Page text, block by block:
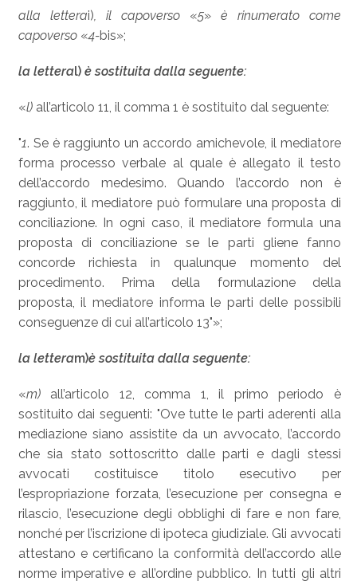
alla letterai), il capoverso «5» è rinumerato come
capoverso«4-bis»;
la letteral) è sostituita dalla seguente:
«l)all’articolo 11, il comma 1 è sostituito dal seguente:
"1. Se è raggiunto un accordo amichevole, il mediatore
forma processo verbale al quale è allegato il testo
dell’accordo medesimo. Quando l’accordo non è
raggiunto, il mediatore può formulare una proposta di
conciliazione. In ogni caso, il mediatore formula una
proposta di conciliazione se le parti gliene fanno
concorde richiesta in qualunque momento del
procedimento. Prima della formulazione della
proposta, il mediatore informa le parti delle possibili
conseguenze di cui all’articolo 13"»;
la letteram)è sostituita dalla seguente:
«m)all’articolo 12, comma 1, il primo periodo è
sostituito dai seguenti: "Ove tutte le parti aderenti alla
mediazione siano assistite da un avvocato, l’accordo
che sia stato sottoscritto dalle parti e dagli stessi
avvocati costituisce titolo esecutivo per
l’espropriazione forzata, l’esecuzione per consegna e
rilascio, l’esecuzione degli obblighi di fare e non fare,
nonché per l’iscrizione di ipoteca giudiziale. Gli avvocati
attestano e certificano la conformità dell’accordo alle
norme imperative e all’ordine pubblico. In tutti gli altri